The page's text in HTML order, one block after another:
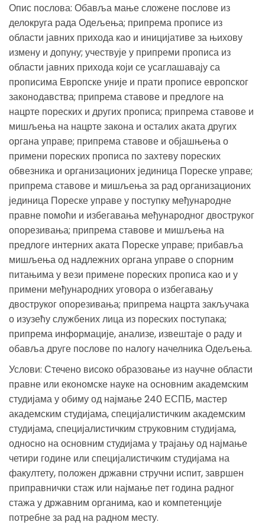
Опис послова: Обавља мање сложене послове из
делокруга рада Одељења; припрема прописе из
области јавних прихода као и иницијативе за њихову
измену и допуну; учествује у припреми прописа из
области јавних прихода који се усаглашавају са
прописима Европске уније и прати прописе европског
законодавства; припрема ставове и предлоге на
нацрте пореских и других прописа; припрема ставове и
мишљења на нацрте закона и осталих аката других
органа управе; припрема ставове и објашњења о
примени пореских прописа по захтеву пореских
обвезника и организационих јединица Пореске управе;
припрема ставове и мишљења за рад организационих
јединица Пореске управе у поступку међународне
правне помоћи и избегавања међународног двоструког
опорезивања; припрема ставове и мишљења на
предлоге интерних аката Пореске управе; прибавља
мишљења од надлежних органа управе о спорним
питањима у вези примене пореских прописа као и у
примени међународних уговора о избегавању
двоструког опорезивања; припрема нацрта закључака
о изузећу службених лица из пореских поступака;
припрема информације, анализе, извештаје о раду и
обавља друге послове по налогу начелника Одељења.
Услови: Стечено високо образовање из научне области
правне или економске науке на основним академским
студијама у обиму од најмање 240 ЕСПБ, мастер
академским студијама, специјалистичким академским
студијама, специјалистичким струковним студијама,
односно на основним студијама у трајању од најмање
четири године или специјалистичким студијама на
факултету, положен државни стручни испит, завршен
приправнички стаж или најмање пет година радног
стажа у државним органима, као и компетенције
потребне за рад на радном месту.